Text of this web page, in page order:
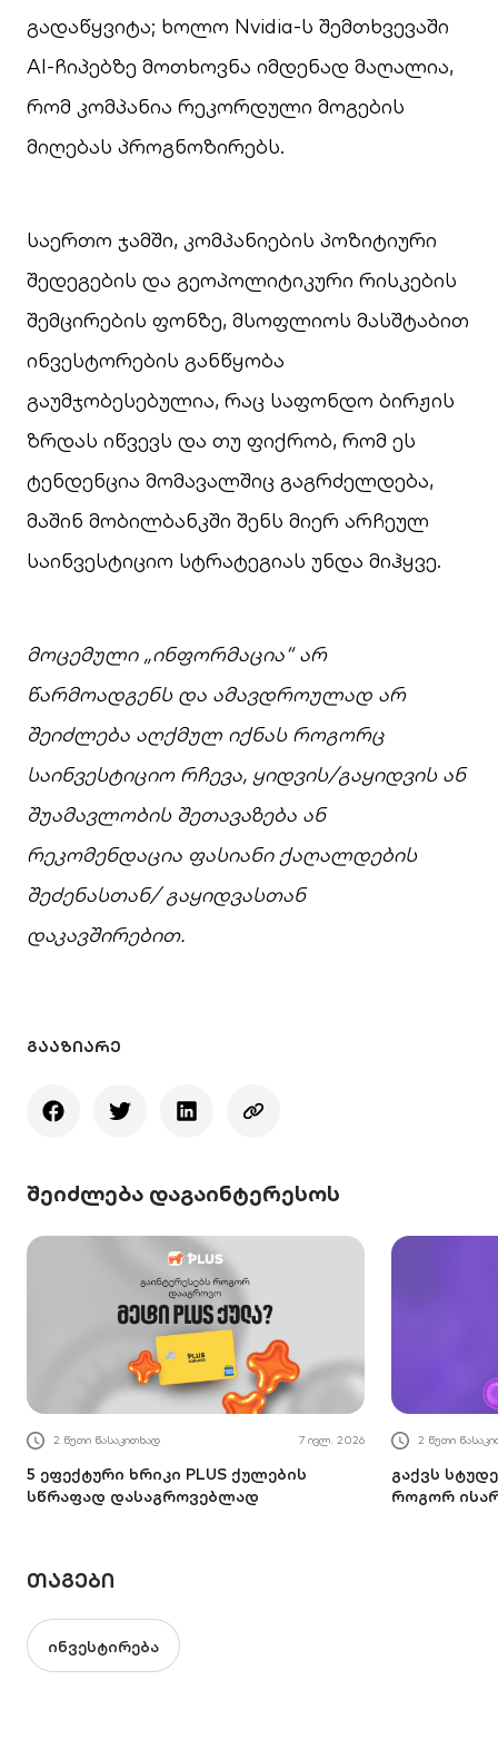
გადაწყვიტა; ხოლო Nvidia-ს შემთხვევაში
AI-ჩიპებზე მოთხოვნა იმდენად მაღალია,
რომ კომპანია რეკორდული მოგების
მიღებას პროგნოზირებს.
საერთო ჯამში, კომპანიების პოზიტიური
შედეგების და გეოპოლიტიკური რისკების
შემცირების ფონზე, მსოფლიოს მასშტაბით
ინვესტორების განწყობა
გაუმჯობესებულია, რაც საფონდო ბირჟის
ზრდას იწვევს და თუ ფიქრობ, რომ ეს
ტენდენცია მომავალშიც გაგრძელდება,
მაშინ მობილბანკში შენს მიერ არჩეულ
საინვესტიციო სტრატეგიას უნდა მიჰყვე.
მოცემული „ინფორმაცია“ არ
წარმოადგენს და ამავდროულად არ
შეიძლება აღქმულ იქნას როგორც
საინვესტიციო რჩევა, ყიდვის/გაყიდვის ან
შუამავლობის შეთავაზება ან
რეკომენდაცია ფასიანი ქაღალდების
შეძენასთან/ გაყიდვასთან
დაკავშირებით.
ᲒᲐᲐᲖᲘᲐᲠᲔ
შეიძლება დაგაინტერესოს
2 წუთი წასაკითხად 7 ივლ. 2026
5 ეფექტური ხრიკი PLUS ქულების
სწრაფად დასაგროვებლად
2 წუთი
გაქვს
როგორ
ᲗᲐᲒᲔᲑᲘ
ინვესტირება